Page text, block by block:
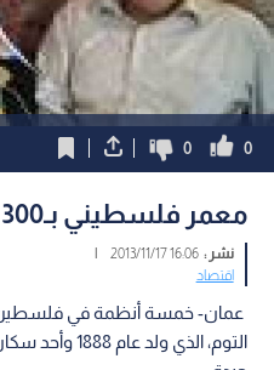
0
0
معمر فلسطيني بـ300 حفيد من امرأة واحدة
نشر :16:06 2013/11/17
|
اقتصاد
عمان- خمسة أنظمة في
التوم، الذي